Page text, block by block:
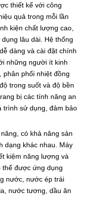
thiết kế với công
quả trong mỗi lần
kiện chất lượng cao,
lâu dài. Hệ thống
dàng và cài đặt chính
những người ít kinh
phân phối nhiệt đồng
trong suốt và độ bền
bị các tính năng an
trình sử dụng, đảm bảo
có khả năng sản
dạng khác nhau. Máy
kiệm năng lượng và
thể được ứng dụng
nước, nước ép trái
nước tương, dầu ăn